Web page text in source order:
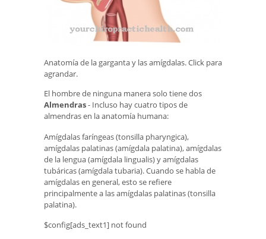
Anatomía de la garganta y las amígdalas. Click para
agrandar.
El hombre de ninguna manera solo tiene dos
Almendras- Incluso hay cuatro tipos de
almendras en la anatomía humana:
Amígdalas faríngeas (tonsilla pharyngica),
amígdalas palatinas (amígdala palatina), amígdalas
de la lengua (amígdala lingualis) y amígdalas
tubáricas (amígdala tubaria). Cuando se habla de
amígdalas en general, esto se refiere
principalmente a las amígdalas palatinas (tonsilla
palatina).
$config[ads_text1] not found